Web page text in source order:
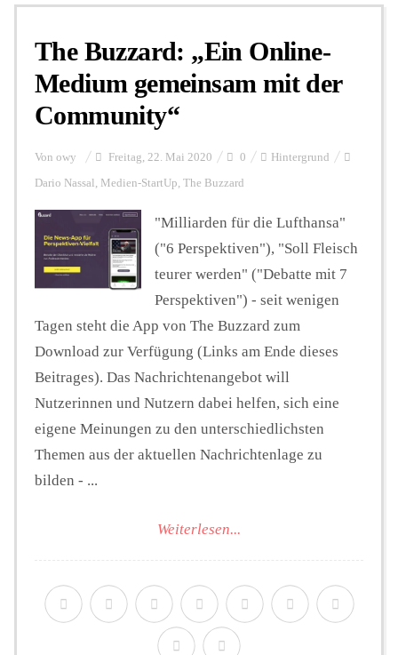
Personalien
Hintergrund
FUNKTURM-Beiträge
Podcast
Seminare
Unterstützen
The Buzzard: „Ein Online-
Medium gemeinsam mit der
Community“
Von owy Freitag, 22. Mai 2020 0 Hintergrund
Dario Nassal , Medien-StartUp, The Buzzard
"Milliarden für die Lufthansa"
("6 Perspektiven"), "Soll Fleisch
teurer werden" ("Debatte mit 7
Perspektiven") - seit wenigen
Tagen steht die App von The Buzzard zum
Download zur Verfügung (Links am Ende dieses
Beitrages). Das Nachrichtenangebot will
Nutzerinnen und Nutzern dabei helfen, sich eine
eigene Meinungen zu den unterschiedlichsten
Themen aus der aktuellen Nachrichtenlage zu
bilden - ...
Weiterlesen...